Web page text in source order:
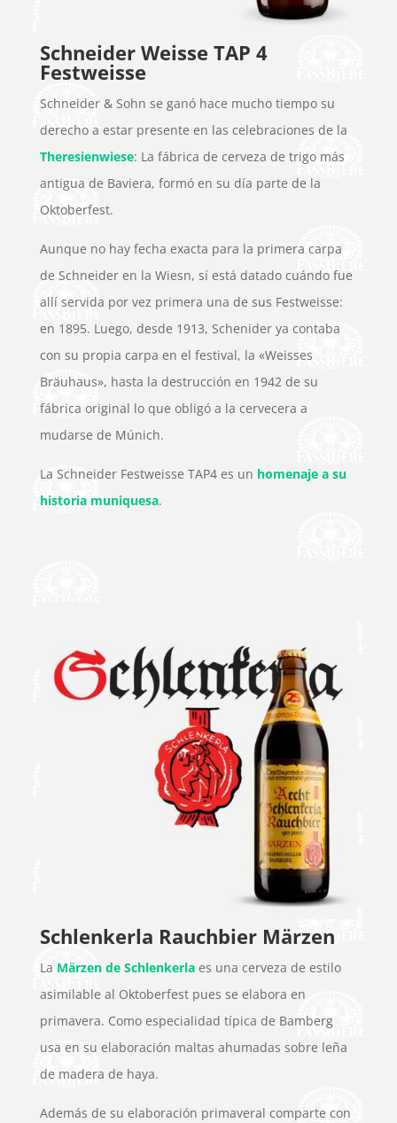
Schneider Weisse TAP 4
Festweisse
Schneider & Sohn se ganó hace mucho tiempo su
derecho a estar presente en las celebraciones de la
Theresienwiese: La fábrica de cerveza de trigo más
antigua de Baviera, formó en su día parte de la
Oktoberfest.
Aunque no hay fecha exacta para la primera carpa
de Schneider en la Wiesn, sí está datado cuándo fue
allí servida por vez primera una de sus Festweisse:
en 1895. Luego, desde 1913, Schenider ya contaba
con su propia carpa en el festival, la «Weisses
Bräuhaus», hasta la destrucción en 1942 de su
fábrica original lo que obligó a la cervecera a
mudarse de Múnich.
La Schneider Festweisse TAP4 es un homenaje a su
historia muniquesa.
Schlenkerla Rauchbier Märzen
La Märzen de Schlenkerlaes una cerveza de estilo
asimilable al Oktoberfest pues se elabora en
primavera. Como especialidad típica de Bamberg
usa en su elaboración maltas ahumadas sobre leña
de madera de haya.
Además de su elaboración primaveral comparte con